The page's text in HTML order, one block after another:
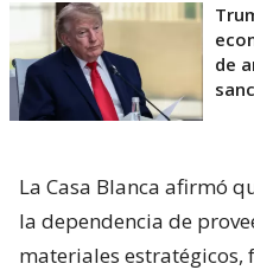
de
La Casa Blanca afirmó
la dependencia de
materiales